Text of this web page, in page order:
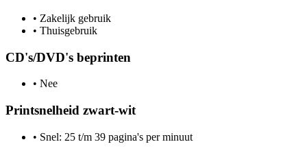
• Zakelijk gebruik
• Thuisgebruik
CD's/DVD's beprinten
• Nee
Printsnelheid zwart-wit
• Snel: 25 t/m 39 pagina's per minuut